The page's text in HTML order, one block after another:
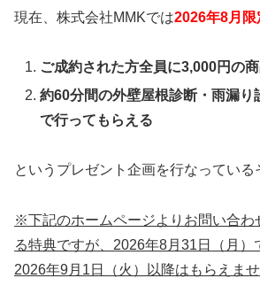
現在、株式会社MMKでは2026年8月限
ご成約された方全員に3,000円の
約60分間の外壁屋根診断・雨漏り
で行ってもらえる
というプレゼント企画を行なっている
※下記のホームページよりお問い合わ
る特典ですが、2026年8月31日（月）
2026年9月1日（火）以降はもらえま